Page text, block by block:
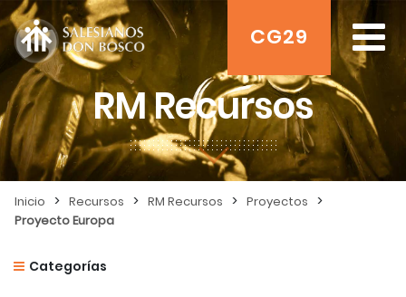
CG29
RM Recursos
Inicio > Recursos > RM Recursos > Proyectos >
Proyecto Europa
Categorías